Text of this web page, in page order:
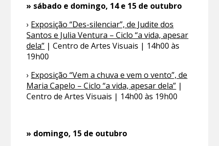
» sábado e domingo, 14 e 15 de outubro
› Exposição “Des-silenciar”, de Judite dos
Santos e Julia Ventura – Ciclo “a vida, apesar
dela” | Centro de Artes Visuais | 14h00 às
19h00
› Exposição “Vem a chuva e vem o vento”, de
Maria Capelo – Ciclo “a vida, apesar dela” |
Centro de Artes Visuais | 14h00 às 19h00
» domingo, 15 de outubro